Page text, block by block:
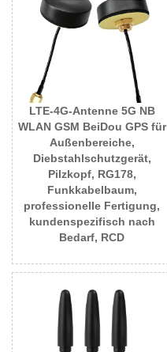
LTE-4G-Antenne 5G NB
WLAN GSM BeiDou GPS für
Außenbereiche,
Diebstahlschutzgerät,
Pilzkopf, RG178,
Funkkabelbaum,
professionelle Fertigung,
kundenspezifisch nach
Bedarf, RCD